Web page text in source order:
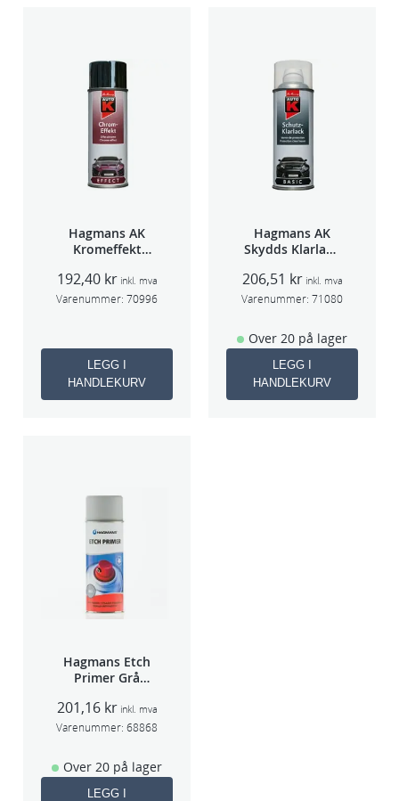
Hagmans AK
Kromeffekt
192,40 kr inkl. mva
Varenummer: 70996
LEGG I
HANDLEKURV
Hagmans AK
Skydds Klarlakk
206,51 kr inkl. mva
Varenummer: 71080
Over 20 på lager
LEGG I
HANDLEKURV
Hagmans Etch
Primer Grå
201,16 kr inkl. mva
Varenummer: 68868
Over 20 på lager
LEGG I